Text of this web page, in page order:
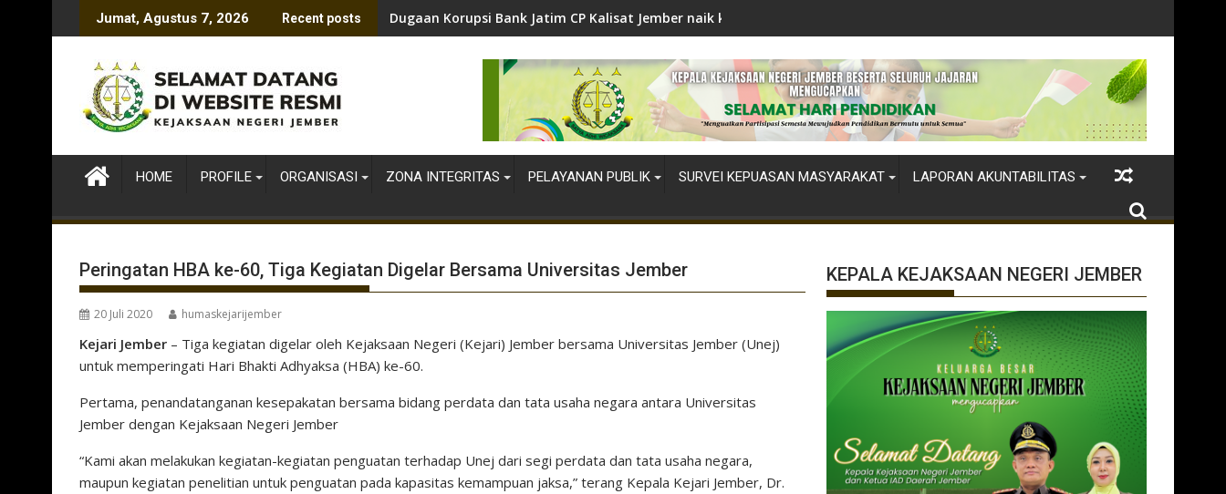
to
Jumat, Agustus 7, 2026 Recent posts Dugaan Korupsi Bank Jatim CP Kalisat Jember naik ke Tahap Penyidikan
HOME PROFILE ORGANISASI ZONA INTEGRITAS PELAYANAN PUBLIK SURVEI KEPUASAN MASYARAKAT LAPORAN AKUNTABILITAS
Peringatan HBA ke-60, Tiga Kegiatan Digelar Bersama Universitas Jember
20 Juli 2020 humaskejarijember
Kejari Jember – Tiga kegiatan digelar oleh Kejaksaan Negeri (Kejari) Jember bersama Universitas Jember (Unej)
untuk memperingati Hari Bhakti Adhyaksa (HBA) ke-60.
Pertama, penandatanganan kesepakatan bersama bidang perdata dan tata usaha negara antara Universitas
Jember dengan Kejaksaan Negeri Jember
“Kami akan melakukan kegiatan-kegiatan penguatan terhadap Unej dari segi perdata dan tata usaha negara,
maupun kegiatan penelitian untuk penguatan pada kapasitas kemampuan jaksa,” terang Kepala Kejari Jember, Dr.
KEPALA KEJAKSAAN NEGERI JEMBER